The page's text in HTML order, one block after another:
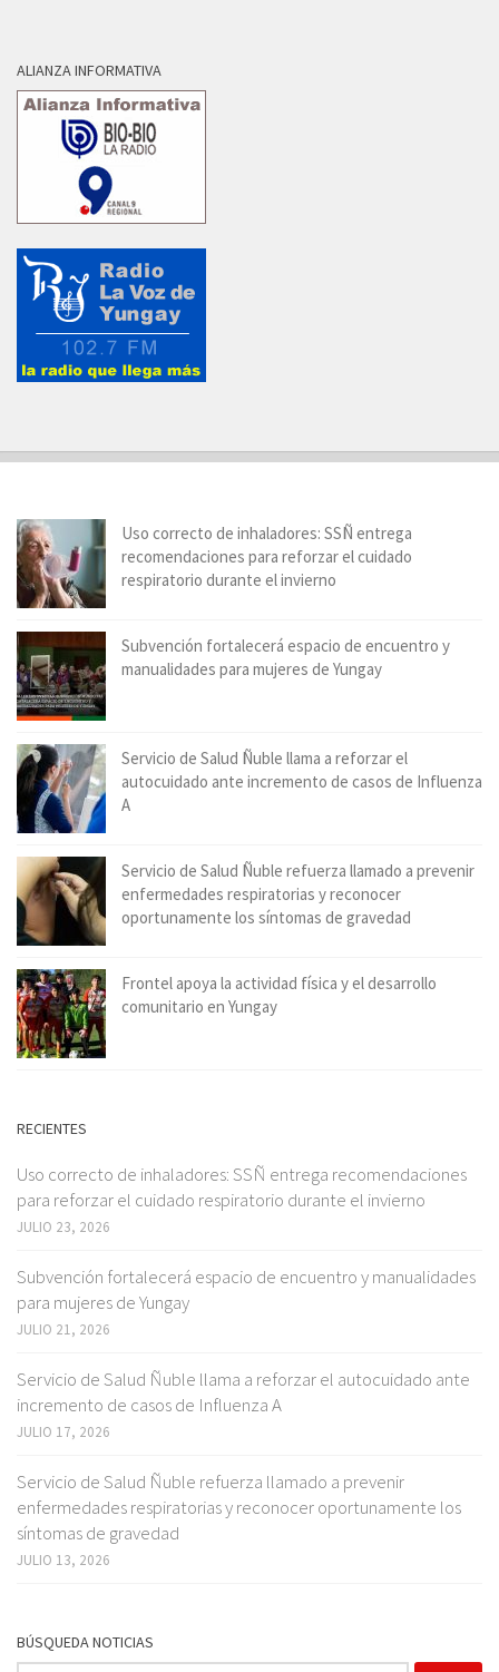
ALIANZA INFORMATIVA
Uso correcto de inhaladores: SSÑ entrega
recomendaciones para reforzar el cuidado
respiratorio durante el invierno
Subvención fortalecerá espacio de encuentro y
manualidades para mujeres de Yungay
Servicio de Salud Ñuble llama a reforzar el
autocuidado ante incremento de casos de Influenza
A
Servicio de Salud Ñuble refuerza llamado a prevenir
enfermedades respiratorias y reconocer
oportunamente los síntomas de gravedad
Frontel apoya la actividad física y el desarrollo
comunitario en Yungay
RECIENTES
Uso correcto de inhaladores: SSÑ entrega recomendaciones
para reforzar el cuidado respiratorio durante el invierno
JULIO 23, 2026
Subvención fortalecerá espacio de encuentro y manualidades
para mujeres de Yungay
JULIO 21, 2026
Servicio de Salud Ñuble llama a reforzar el autocuidado ante
incremento de casos de Influenza A
JULIO 17, 2026
Servicio de Salud Ñuble refuerza llamado a prevenir
enfermedades respiratorias y reconocer oportunamente los
síntomas de gravedad
JULIO 13, 2026
BÚSQUEDA NOTICIAS